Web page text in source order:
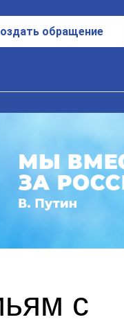
обращение
с